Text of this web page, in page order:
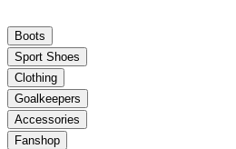
Boots
Sport Shoes
Clothing
Goalkeepers
Accessories
Fanshop